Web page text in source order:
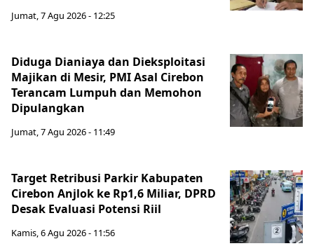
Jumat, 7 Agu 2026 - 12:25
Diduga Dianiaya dan Dieksploitasi
Majikan di Mesir, PMI Asal Cirebon
Terancam Lumpuh dan Memohon
Dipulangkan
Jumat, 7 Agu 2026 - 11:49
Target Retribusi Parkir Kabupaten
Cirebon Anjlok ke Rp1,6 Miliar, DPRD
Desak Evaluasi Potensi Riil
Kamis, 6 Agu 2026 - 11:56